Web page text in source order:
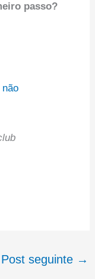
passo?
Post seguinte →